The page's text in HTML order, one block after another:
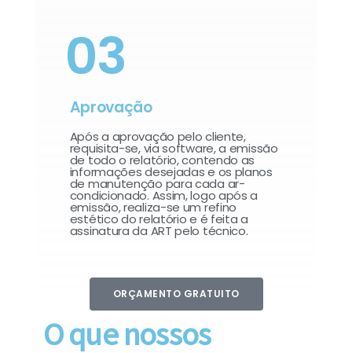
03
Aprovação
Após a aprovação pelo cliente,
requisita-se, via software, a emissão
de todo o relatório, contendo as
informações desejadas e os planos
de manutenção para cada ar-
condicionado. Assim, logo após a
emissão, realiza-se um refino
estético do relatório e é feita a
assinatura da ART pelo técnico.
ORÇAMENTO GRATUITO
O que nossos